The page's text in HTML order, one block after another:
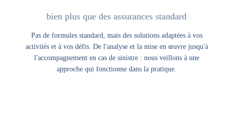
bien plus que des assurances standard
Pas de formules standard, mais des solutions adaptées à vos
activités et à vos défis. De l'analyse et la mise en œuvre jusqu'à
l'accompagnement en cas de sinistre : nous veillons à une
approche qui fonctionne dans la pratique.